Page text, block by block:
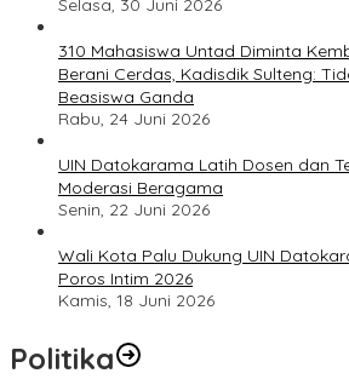
Selasa, 30 Juni 2026
310 Mahasiswa Untad Diminta
Berani Cerdas, Kadisdik Sulteng:
Beasiswa Ganda
Rabu, 24 Juni 2026
UIN Datokarama Latih Dosen dan
Moderasi Beragama
Senin, 22 Juni 2026
Wali Kota Palu Dukung UIN
Poros Intim 2026
Kamis, 18 Juni 2026
Politika